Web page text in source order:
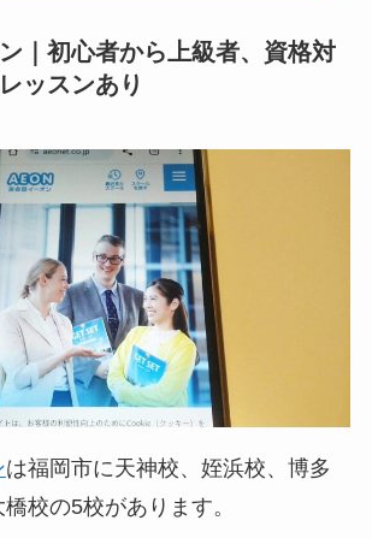
｜初心者から上級者、資格対
ッスンあり
は福岡市に天神校、姪浜校、博多
校の5校があります。